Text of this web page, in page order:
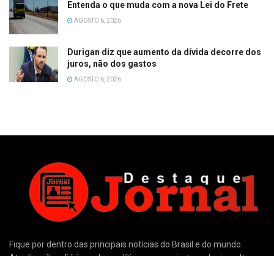
Entenda o que muda com a nova Lei do Frete
AGOSTO 6, 2026
Durigan diz que aumento da dívida decorre dos
juros, não dos gastos
AGOSTO 6, 2026
Fique por dentro das principais notícias do Brasil e do mundo.